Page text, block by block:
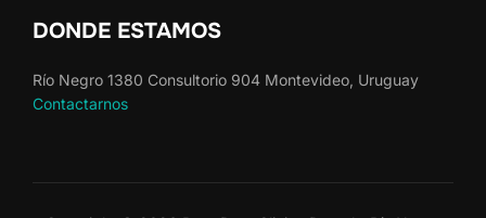
DONDE ESTAMOS
Río Negro 1380 Consultorio 904 Montevideo, Uruguay
Contactarnos